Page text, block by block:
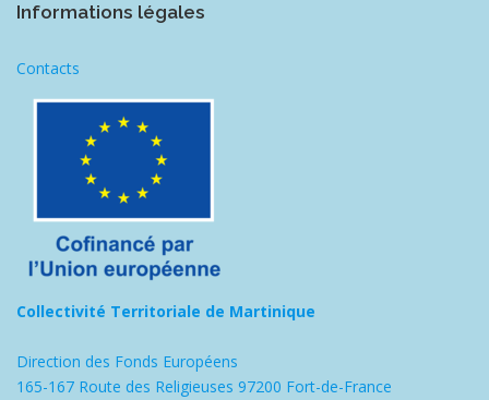
Informations légales
Contacts
Collectivité Territoriale de Martinique
Direction des Fonds Européens
165-167 Route des Religieuses 97200 Fort-de-France